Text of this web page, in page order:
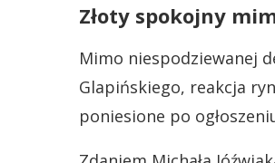
Złoty spokojny
Mimo niespodziewanej
Glapińskiego, reakcja
poniesione po